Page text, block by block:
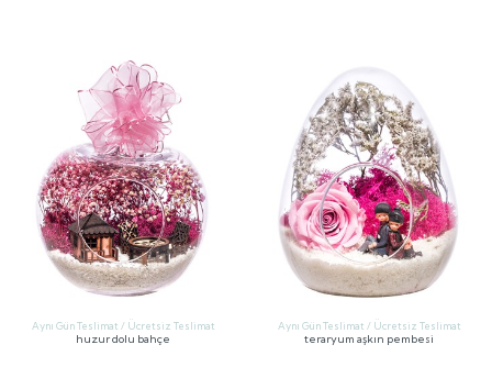
Aynı Gün Teslimat / Ücretsiz Teslimat
huzur dolu bahçe
Aynı Gün Teslimat / Ücretsiz Teslimat
teraryum aşkın pembesi